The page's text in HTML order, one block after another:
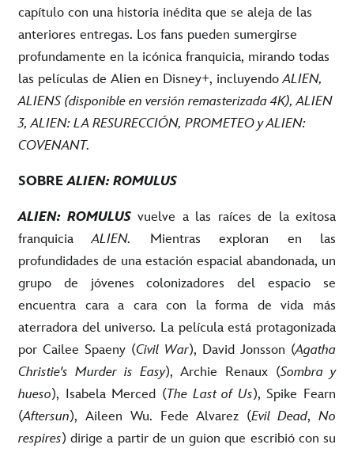
capítulo con una historia inédita que se aleja de las
anteriores entregas. Los fans pueden sumergirse
profundamente en la icónica franquicia, mirando todas
las películas de Alien en Disney+, incluyendoALIEN,
ALIENS (disponible en versión remasterizada 4K), ALIEN
3, ALIEN: LA RESURECCIÓN, PROMETEO y ALIEN:
COVENANT.
SOBREALIEN: ROMULUS
ALIEN: ROMULUSvuelve a las raíces de la exitosa
franquiciaALIEN.
Mientras exploran en las
profundidades de una estación espacial abandonada, un
grupo de jóvenes colonizadores del espacio se
encuentra cara a cara con la forma de vida más
aterradora del universo. La película está protagonizada
por Cailee Spaeny (Civil War), David Jonsson (Agatha
Christie's Murder is Easy), Archie Renaux (Sombra y
hueso), Isabela Merced (The Last of Us), Spike Fearn
(Aftersun), Aileen Wu. Fede Alvarez (Evil Dead,No
respires) dirige a partir de un guion que escribió con su